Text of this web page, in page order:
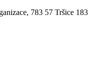
783 57 Tršice 183